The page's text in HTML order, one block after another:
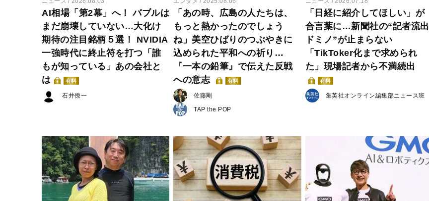
AI相場「第2幕」へ！ バブルは
まだ崩壊していない…大化け
期待の注目銘柄５選！ NVIDIA
一強時代に終止符を打つ「誰
もが知っている」あの会社と
は
有料
石井僚一
「あの時、広島の人たちは、
もっと熱かったのでしょう
ね」美空ひばりのつぶやきに
込められた平和への祈り…
『一本の鉛筆』で伝えた反戦
への意志
有料
佐藤剛
TAP the POP
「日経に紹介してほしい」が
合言葉に…新聞社の“記者流出
ドミノ”が止まらない
「TikToker化まで求められ
た」現場記者から不満続出
有料
集英社オンライン編集部ニュース班